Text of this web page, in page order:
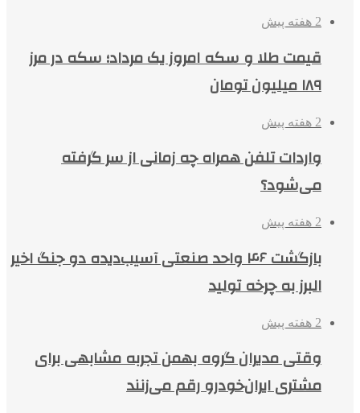
2 هفته پیش
قیمت طلا و سکه امروز یک مرداد؛ سکه در مرز
۱۸۹ میلیون تومان
2 هفته پیش
واردات تلفن همراه چه زمانی از سر گرفته
می‌شود؟
2 هفته پیش
بازگشت ۴۶ واحد صنعتی آسیب‌دیده دو جنگ اخیر
البرز به چرخه تولید
2 هفته پیش
وقتی مدیران گروه بهمن تجربه مشابهی برای
مشتری ایران‌خودرو رقم می‌زنند